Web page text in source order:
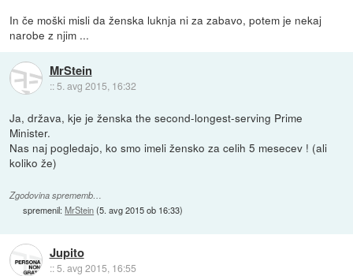
In če moški misli da ženska luknja ni za zabavo, potem je nekaj
narobe z njim ...
MrStein
:: 5. avg 2015, 16:32
Ja, država, kje je ženska the second-longest-serving Prime
Minister.
Nas naj pogledajo, ko smo imeli žensko za celih 5 mesecev ! (ali
koliko že)
Zgodovina sprememb…
spremenil:MrStein(5. avg 2015 ob 16:33)
Jupito
::5. avg 2015, 16:55